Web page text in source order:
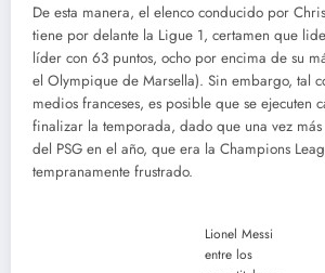
De esta manera, el elenco conducido por
tiene por delante la Ligue 1, certamen que
líder con 63 puntos, ocho por encima de su
el Olympique de Marsella). Sin embargo, tal
medios franceses, es posible que se ejecuten
finalizar la temporada, dado que una vez
del PSG en el año, que era la Champions
tempranamente frustrado.
Lionel Messi
entre los